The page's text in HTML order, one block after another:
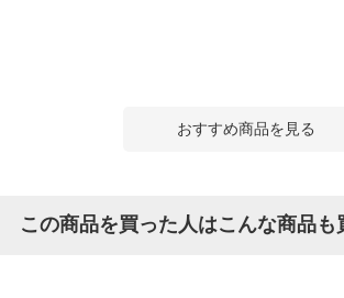
おすすめ商品を見る
この商品を買った人はこんな商品も